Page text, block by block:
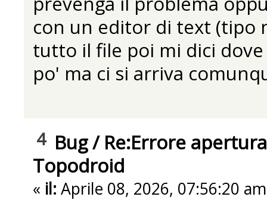
con un editor di text (tipo
tutto il file poi mi dici dove
po' ma ci si arriva
4 Bug/ Re:Errore
Topodroid
« il: Aprile 08, 2026, 07:56:20